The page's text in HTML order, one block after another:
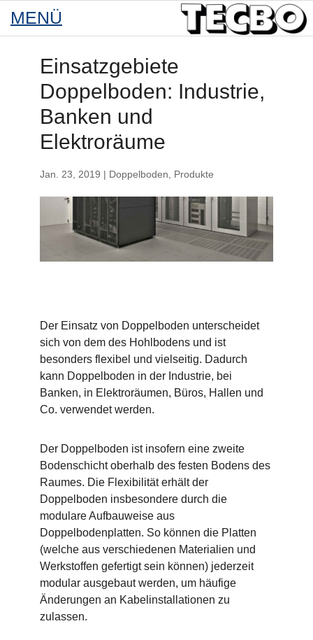
Einsatzgebiete
Doppelboden: Industrie,
Banken und
Elektroräume
Jan. 23, 2019 | Doppelboden Produkte
Der Einsatz von Doppelboden unterscheidet
sich von dem des Hohlbodens und ist
besonders flexibel und vielseitig. Dadurch
kann Doppelboden in der Industrie, bei
Banken, in Elektroräumen, Büros, Hallen und
Co. verwendet werden.
Der Doppelboden ist insofern eine zweite
Bodenschicht oberhalb des festen Bodens des
Raumes. Die Flexibilität erhält der
Doppelboden insbesondere durch die
modulare Aufbauweise aus
Doppelbodenplatten. So können die Platten
(welche aus verschiedenen Materialien und
Werkstoffen gefertigt sein können) jederzeit
modular ausgebaut werden, um häufige
Änderungen an Kabelinstallationen zu
zulassen.